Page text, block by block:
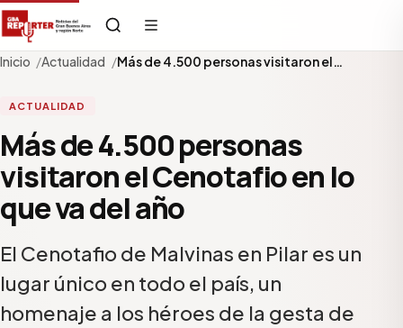
Inicio Actualidad Más de 4.500 personas visitaron el…
ACTUALIDAD
Más de 4.500 personas
visitaron el Cenotafio en lo
que va del año
El Cenotafio de Malvinas en Pilar es un
lugar único en todo el país, un
homenaje a los héroes de la gesta de